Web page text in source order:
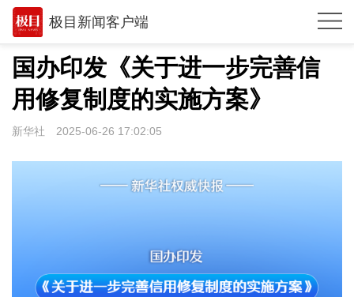
极目新闻客户端
推荐
观点
时政
专题
国办印发《关于进一步完善信
用修复制度的实施方案》
新华社 2025-06-26 17:02:05